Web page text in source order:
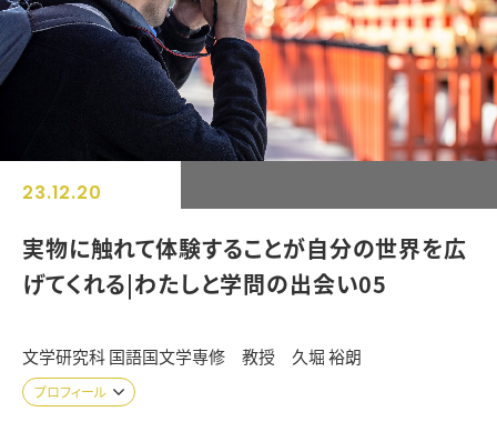
23.12.20
実物に触れて体験することが自分の世界を広
げてくれる|わたしと学問の出会い05
文学研究科 国語国文学専修 教授 久堀 裕朗
プロフィール